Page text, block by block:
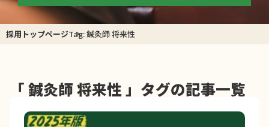
採用トップページTag: 鍼灸師 将来性
「 鍼灸師 将来性 」タグの記事一覧